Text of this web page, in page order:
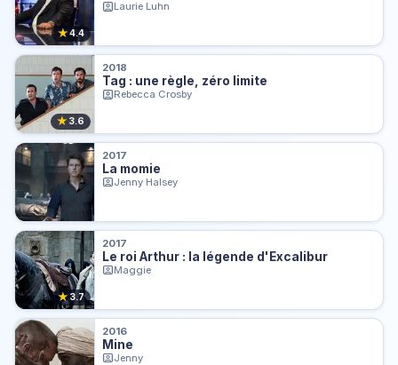
★4.4
Laurie Luhn
★ 3.6
2018
Tag : une règle, zéro limite
Rebecca Crosby
2017
La momie
Jenny Halsey
★3.7
2017
Le roi Arthur : la légende d'Excalibur
Maggie
2016
Mine
Jenny